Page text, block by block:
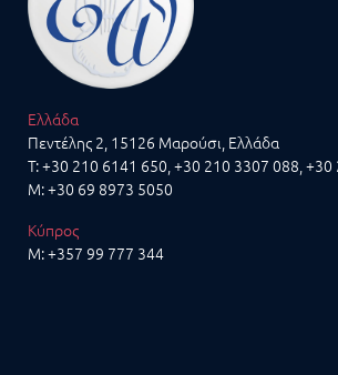
Ελλάδα
Πεντέλης 2, 15126 Μαρούσι, Ελλάδα
T:+30 210 6141 650,+30 210 3307 088,+30
M:+30 69 8973 5050
Κύπρος
M:+357 99 777 344